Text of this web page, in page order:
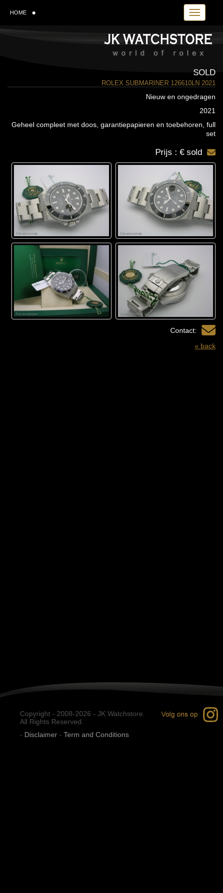
Toggle
HOME
SOLD
ROLEX SUBMARINER 126610LN 2021
Nieuw en ongedragen
2021
Geheel compleet met doos, garantiepapieren en toebehoren, full
set
Prijs : € sold
Contact:
« back
Copyright - 2008-2026 - JK Watchstore.
All Rights Reserved.
- Disclaimer - Term and Conditions